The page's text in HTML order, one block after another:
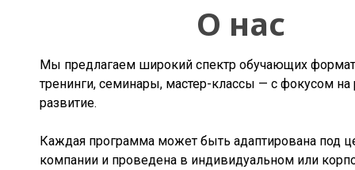
О нас
Мы предлагаем широкий спектр обучающих
тренинги, семинары, мастер-классы — с фокусом на
развитие.
Каждая программа может быть адаптирована под
компании и проведена в индивидуальном или